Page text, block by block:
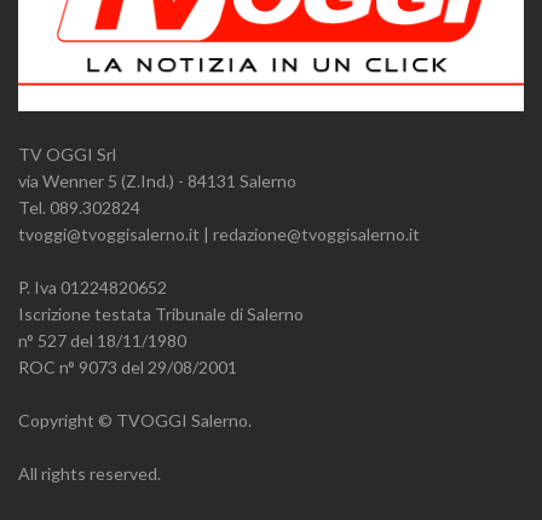
TV OGGI Srl
via Wenner 5 (Z.Ind.) - 84131 Salerno
Tel. 089.302824
tvoggi@tvoggisalerno.it | redazione@tvoggisalerno.it
P. Iva 01224820652
Iscrizione testata Tribunale di Salerno
n° 527 del 18/11/1980
ROC n° 9073 del 29/08/2001
Copyright © TVOGGI Salerno.
All rights reserved.